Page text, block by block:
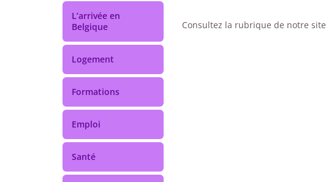
L’arrivée en
Belgique
Logement
Formations
Emploi
Santé
Consultez la rubrique de notre site